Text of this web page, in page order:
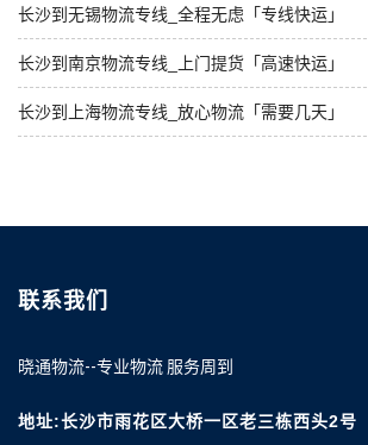
长沙到无锡物流专线_全程无虑「专线快运」
长沙到南京物流专线_上门提货「高速快运」
长沙到上海物流专线_放心物流「需要几天」
联系我们
晓通物流--专业物流 服务周到
地址:长沙市雨花区大桥一区老三栋西头2号